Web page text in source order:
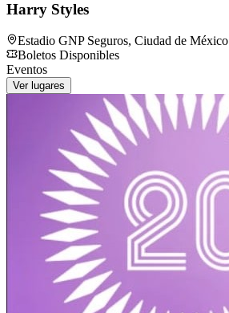
Harry Styles
Estadio GNP Seguros, Ciudad de México
Boletos Disponibles
Eventos
Ver lugares